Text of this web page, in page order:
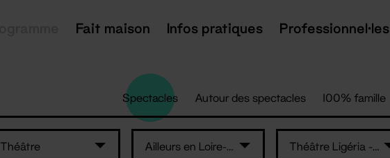
Fait maison Infos pratiques Professionnel·les
Spectacles Autour des spectacles 100% famille
Théâtre Ailleurs en Loire-Atlantique Théâtre Ligéria - Sainte-Luce-sur-Loire